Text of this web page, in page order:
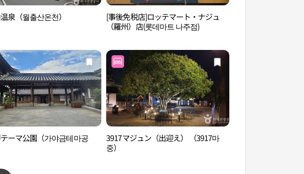
泉（월출산온천）
[事後免税店]ロッテマート・ナジュ
（羅州）店(롯데마트 나주점)
ーマ公園（가야금테마공
3917マジュン（出迎え） （3917마
중）